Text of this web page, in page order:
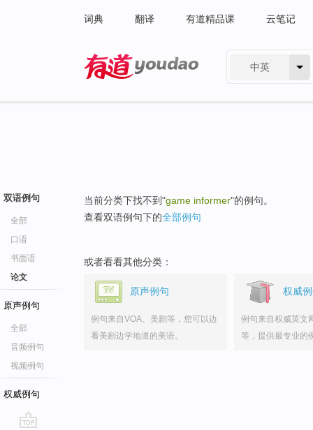
词典 翻译 有道精品课 云笔记
中英
双语例句
全部
口语
书面语
论文
原声例句
全部
音频例句
视频例句
权威例句
当前分类下找不到"game informer"的例句。
查看双语例句下的全部例句
或者看看其他分类：
原声例句
例句来自VOA、美剧等，您可以边
看美剧边学地道的美语。
权威
例句来自权威英文
等，提供最专业的